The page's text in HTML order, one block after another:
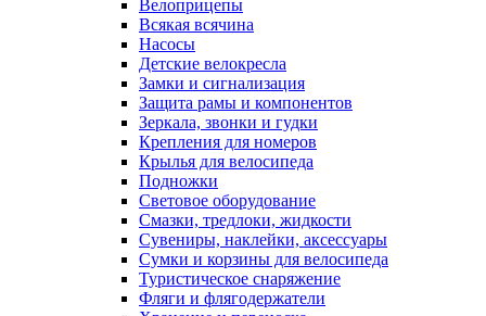
Велоприцепы
Всякая всячина
Насосы
Детские велокресла
Замки и сигнализация
Защита рамы и компонентов
Зеркала, звонки и гудки
Крепления для номеров
Крылья для велосипеда
Подножки
Световое оборудование
Смазки, тредлоки, жидкости
Сувениры, наклейки, аксессуары
Сумки и корзины для велосипеда
Туристическое снаряжение
Фляги и флягодержатели